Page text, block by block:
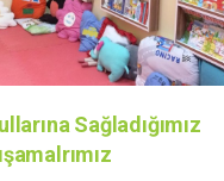
Sağladığımız